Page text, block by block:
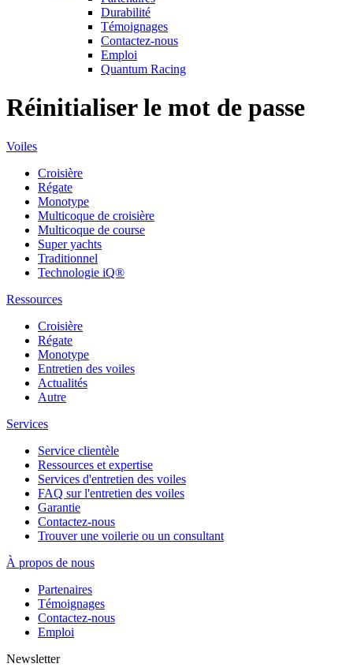
Durabilité
Témoignages
Contactez-nous
Emploi
Quantum Racing
Réinitialiser le mot de passe
Voiles
Croisière
Régate
Monotype
Multicoque de croisière
Multicoque de course
Super yachts
Traditionnel
Technologie iQ®
Ressources
Croisière
Régate
Monotype
Entretien des voiles
Actualités
Autre
Services
Service clientèle
Ressources et expertise
Services d'entretien des voiles
FAQ sur l'entretien des voiles
Garantie
Contactez-nous
Trouver une voilerie ou un consultant
À propos de nous
Partenaires
Témoignages
Contactez-nous
Emploi
Newsletter